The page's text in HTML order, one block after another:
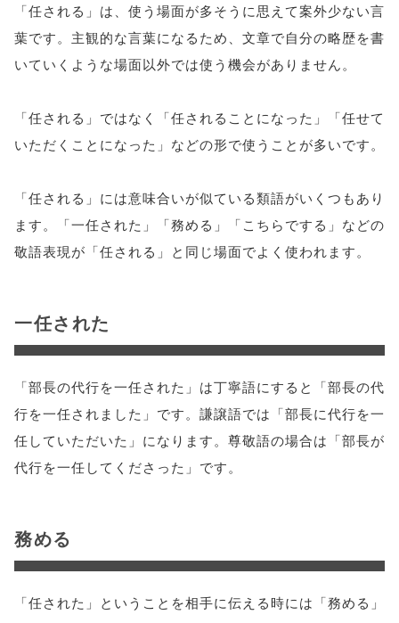
「任される」は、使う場面が多そうに思えて案外少ない言
葉です。主観的な言葉になるため、文章で自分の略歴を書
いていくような場面以外では使う機会がありません。
「任される」ではなく「任されることになった」「任せて
いただくことになった」などの形で使うことが多いです。
「任される」には意味合いが似ている類語がいくつもあり
ます。「一任された」「務める」「こちらでする」などの
敬語表現が「任される」と同じ場面でよく使われます。
一任された
「部長の代行を一任された」は丁寧語にすると「部長の代
行を一任されました」です。謙譲語では「部長に代行を一
任していただいた」になります。尊敬語の場合は「部長が
代行を一任してくださった」です。
務める
「任された」ということを相手に伝える時には「務める」